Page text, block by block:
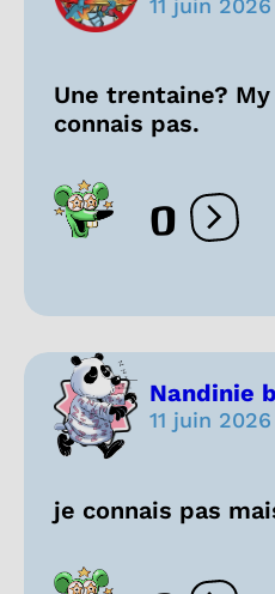
Une trentaine?
connais pas.
0 Ouvrir
Nandinie
11 juin 2026
je connais pas